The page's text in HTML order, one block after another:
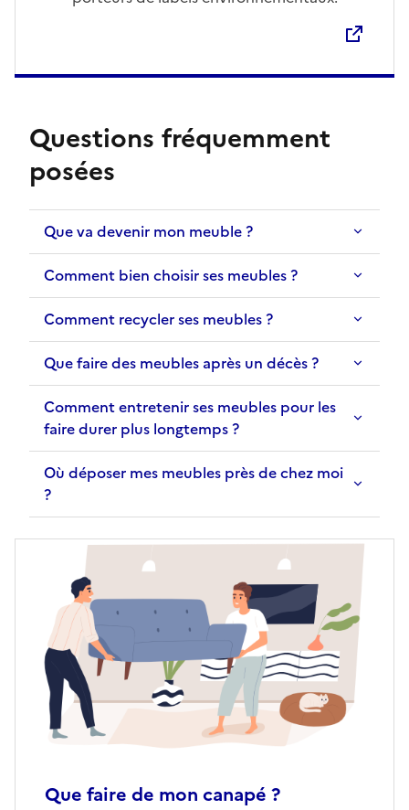
Questions fréquemment
posées
Que va devenir mon meuble ?
Comment bien choisir ses meubles ?
Comment recycler ses meubles ?
Que faire des meubles après un décès ?
Comment entretenir ses meubles pour les
faire durer plus longtemps ?
Où déposer mes meubles près de chez moi
?
Que faire de mon canapé ?